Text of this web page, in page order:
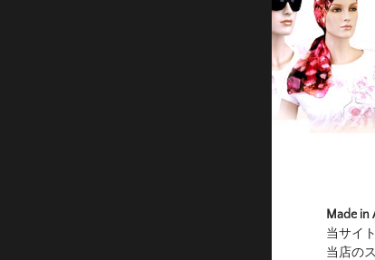
Made
当サイ
当店の